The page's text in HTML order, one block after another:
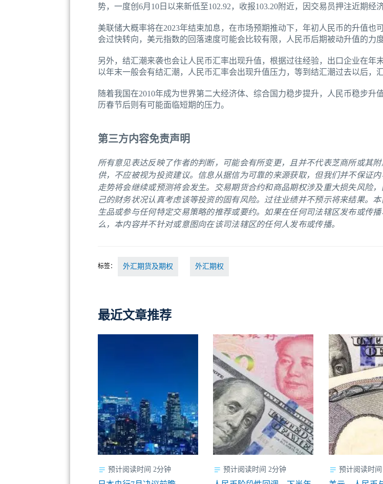
势，一度创6月10日以来新低至102.92，收报103.20附近，因交易员押注近期经
美联储大概率将在2023年结束加息，在市场预期推动下，年初人民币的升值也
会过快转向，美元指数的回落速度可能会比较有限，人民币后期被动升值的力
另外，结汇潮来袭也会让人民币汇率出现升值，根据过往经验，出口企业在年
以年末一般会有结汇潮，人民币汇率会出现升值压力，等到结汇潮过去以后，
随着我国在2010年成为世界第二大经济体、综合国力稳步提升，人民币稳步升
历春节后则有可能面临短期的压力。
第三方内容免责声明
所有意见表达反映了作者的判断，可能会有所变更，且并不代表芝商所或其
供，不应被视为投资建议。信息从据信为可靠的来源获取，但我们并不保证
走势将会继续或预测将会发生。交易期货合约和商品期权涉及重大损失风险
己的财务状况认真考虑该等投资的固有风险。过往业绩并不预示将来结果。
生品或参与任何特定交易策略的推荐或要约。如果在任何司法辖区发布或传
么，本内容并不针对或意图向在该司法辖区的任何人发布或传播。
标签： 外汇期货及期权 外汇期权
最近文章推荐
预计阅读时间 2分钟 预计阅读时间 2分钟 预计阅读时间